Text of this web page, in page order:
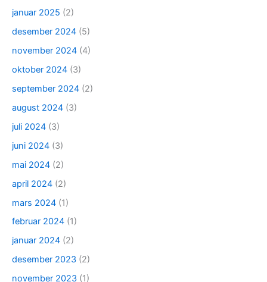
januar 2025 (2)
desember 2024 (5)
november 2024 (4)
oktober 2024 (3)
september 2024 (2)
august 2024 (3)
juli 2024 (3)
juni 2024 (3)
mai 2024 (2)
april 2024 (2)
mars 2024 (1)
februar 2024 (1)
januar 2024 (2)
desember 2023 (2)
november 2023 (1)